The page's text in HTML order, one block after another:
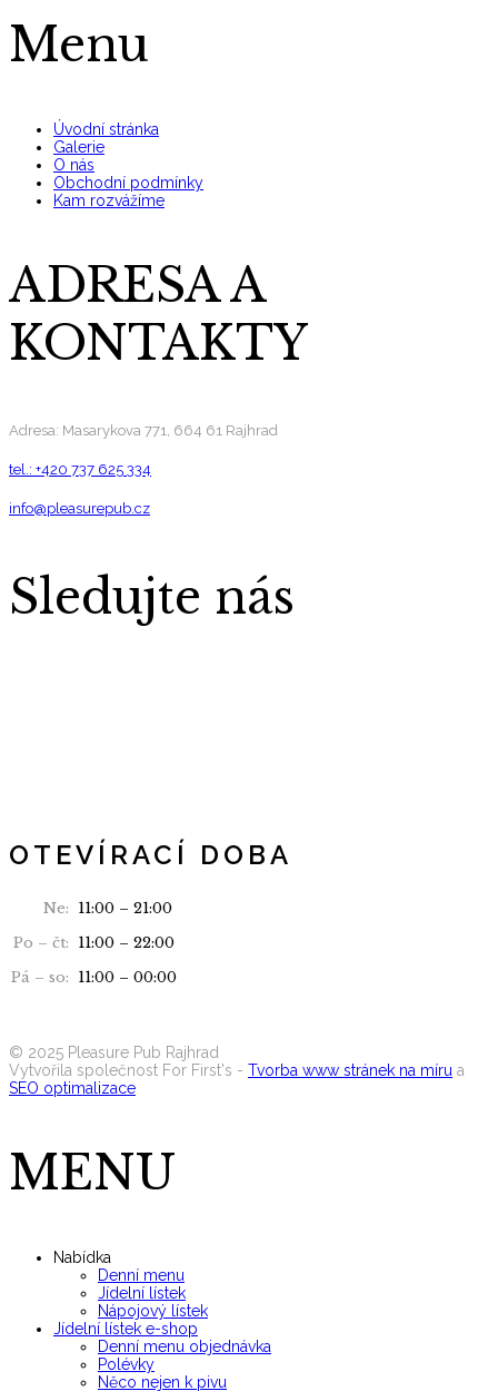
Menu
Úvodní stránka
Galerie
O nás
Obchodní podmínky
Kam rozvážíme
ADRESA A
KONTAKTY
Adresa: Masarykova 771, 664 61 Rajhrad
tel.: +420 737 625 334
info@pleasurepub.cz
Sledujte nás
OTEVÍRACÍ DOBA
Ne: 11:00 – 21:00
Po – čt: 11:00 – 22:00
Pá – so: 11:00 – 00:00
© 2025 Pleasure Pub Rajhrad
Vytvořila společnost For First's - Tvorba www stránek na míru a
SEO optimalizace
MENU
Nabídka
Denní menu
Jídelní lístek
Nápojový lístek
Jídelní lístek e-shop
Denní menu objednávka
Polévky
Něco nejen k pivu